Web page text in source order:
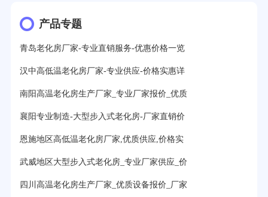
产品专题
青岛老化房厂家-专业直销服务-优惠价格一览
汉中高低温老化房厂家-专业供应-价格实惠详
南阳高温老化房生产厂家_专业厂家报价_优质
襄阳专业制造-大型步入式老化房-厂家直销价
恩施地区高低温老化房厂家,优质供应,价格实
武威地区大型步入式老化房_专业厂家供应_价
四川高温老化房生产厂家_优质设备报价_厂家